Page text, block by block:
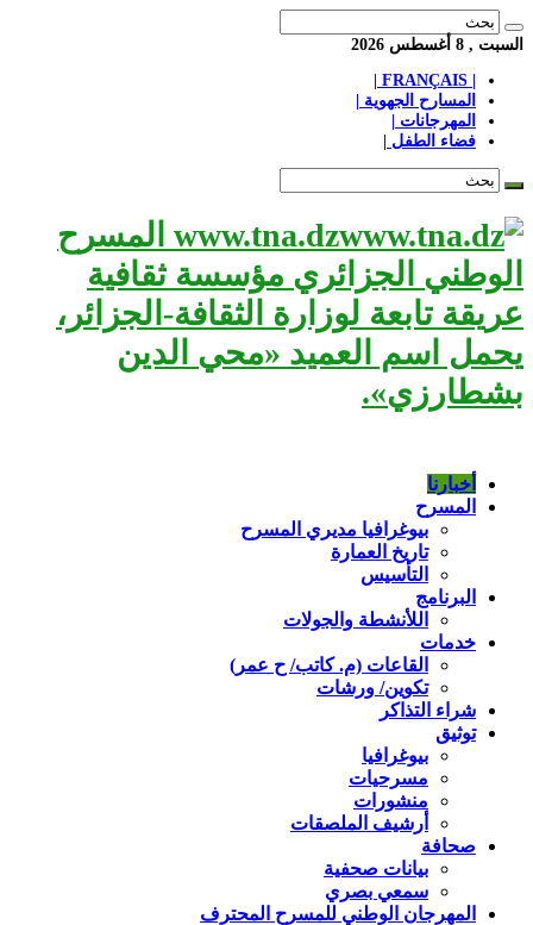
السبت , 8 أغسطس 2026
المسارح الجهوية |
المهرجانات |
فضاء الطفل |
www.tna.dz المسرح
الوطني الجزائري مؤسسة ثقافية
عريقة تابعة لوزارة الثقافة-الجزائر،
يحمل اسم العميد «محي الدين
بشطارزي».
أخبارنا
المسرح
بيوغرافيا مديري المسرح
تاريخ العمارة
التأسيس
البرنامج
اللأنشطة والجولات
خدمات
القاعات (م. كاتب/ ح عمر)
تكوين/ ورشات
شراء التذاكر
توثيق
بيوغرافيا
مسرحيات
منشورات
أرشيف الملصقات
صحافة
بيانات صحفية
سمعي بصري
المهرجان الوطني للمسرح المحترف